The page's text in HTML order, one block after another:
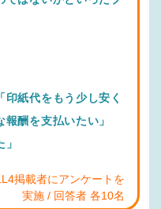
印紙代をもう少し安く
酬を支払いたい」
掲載者にアンケートを
実施 / 回答者 各10名